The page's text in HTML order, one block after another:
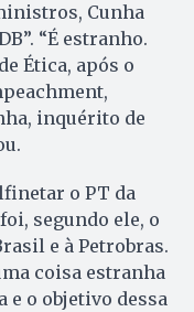
Cunha
“É estranho.
Ética, após o
inquérito de
o PT da
segundo ele, o
e à Petrobras.
coisa estranha
e o objetivo dessa